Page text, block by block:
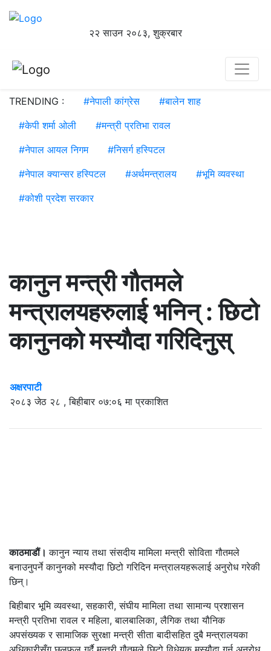
२२ साउन २०८३, शुक्रबार
TRENDING : #नेपाली कांग्रेस #बालेन शाह
#केपी शर्मा ओली #मन्त्री प्रतिभा रावल
#नेपाल आयल निगम #निसर्ग हस्पिटल
#नेपाल क्यान्सर हस्पिटल #अर्थमन्त्रालय #भूमि व्यवस्था
#कोशी प्रदेश सरकार
कानुन मन्त्री गौतमले
मन्त्रालयहरुलाई भनिन् : छिटो
कानुनको मस्याैदा गरिदिनुस्
अक्षरपाटी
२०८३ जेठ २८ , बिहीबार ०७:०६ मा प्रकाशित
काठमाडौं।कानुन न्याय तथा संसदीय मामिला मन्त्री सोविता गौतमले
बनाउनुपर्ने कानुनको मस्यौदा छिटो गरिदिन मन्त्रालयहरूलाई अनुरोध गरेकी
छिन्।
बिहीबार भूमि व्यवस्था, सहकारी, संघीय मामिला तथा सामान्य प्रशासन
मन्त्री प्रतिभा रावल र महिला, बालबालिका, लैगिक तथा यौनिक
अपसंख्यक र सामाजिक सुरक्षा मन्त्री सीता बादीसहित दुबै मन्त्रालयका